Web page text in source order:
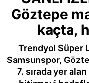
Göztepe
kaçta,
Trendyol Süper
Samsunspor,
7. sırada yer